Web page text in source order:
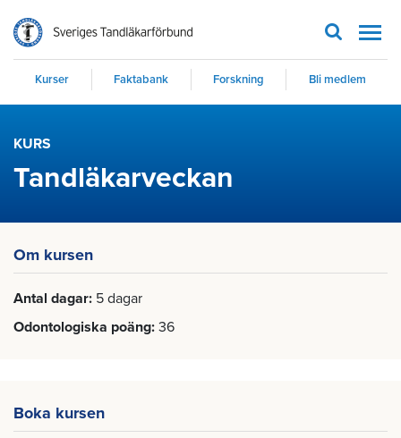
Kurser Faktabank Forskning Bli medlem
KURS
Tandläkarveckan
Om kursen
Antal dagar 5 dagar
Odontologiska poäng 36
Boka kursen